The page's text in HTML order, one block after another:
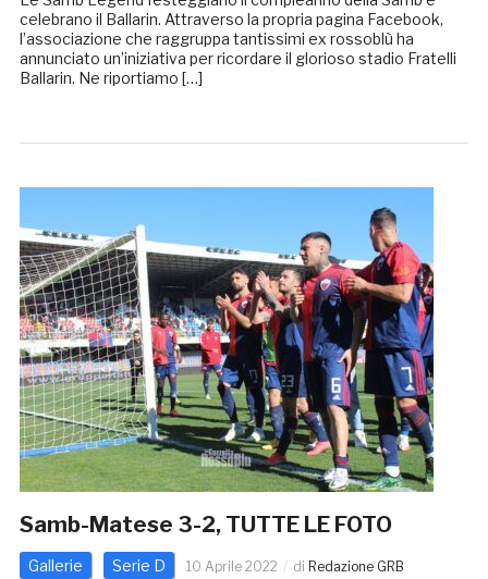
celebrano il Ballarin. Attraverso la propria pagina Facebook,
l’associazione che raggruppa tantissimi ex rossoblù ha
annunciato un’iniziativa per ricordare il glorioso stadio Fratelli
Ballarin. Ne riportiamo […]
Samb-Matese 3-2, TUTTE LE FOTO
Gallerie Serie D 10 Aprile 2022 di Redazione GRB